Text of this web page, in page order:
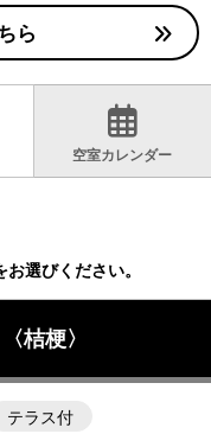
ら
空室カレンダー
選びください。
桔梗〉
テラス付